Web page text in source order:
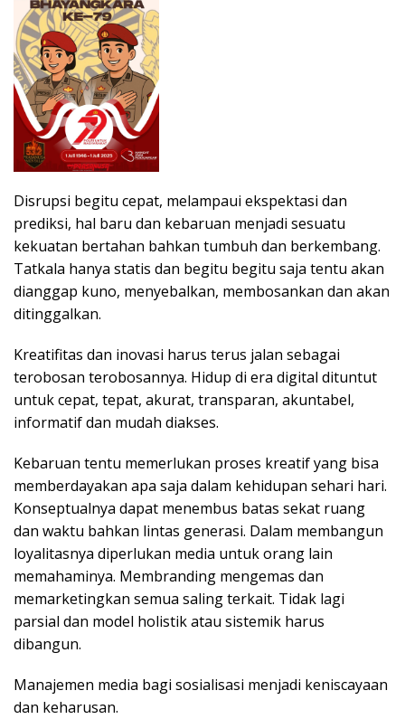
Disrupsi begitu cepat, melampaui ekspektasi dan
prediksi, hal baru dan kebaruan menjadi sesuatu
kekuatan bertahan bahkan tumbuh dan berkembang.
Tatkala hanya statis dan begitu begitu saja tentu akan
dianggap kuno, menyebalkan, membosankan dan akan
ditinggalkan.
Kreatifitas dan inovasi harus terus jalan sebagai
terobosan terobosannya. Hidup di era digital dituntut
untuk cepat, tepat, akurat, transparan, akuntabel,
informatif dan mudah diakses.
Kebaruan tentu memerlukan proses kreatif yang bisa
memberdayakan apa saja dalam kehidupan sehari hari.
Konseptualnya dapat menembus batas sekat ruang
dan waktu bahkan lintas generasi. Dalam membangun
loyalitasnya diperlukan media untuk orang lain
memahaminya. Membranding mengemas dan
memarketingkan semua saling terkait. Tidak lagi
parsial dan model holistik atau sistemik harus
dibangun.
Manajemen media bagi sosialisasi menjadi keniscayaan
dan keharusan.